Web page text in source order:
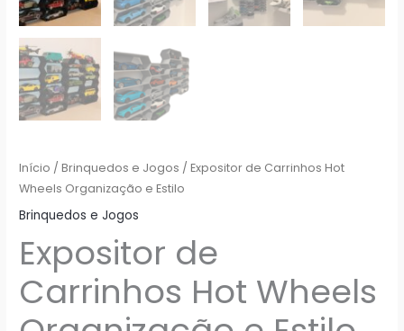
Início /Brinquedos e Jogos / Expositor de Carrinhos Hot
Wheels Organização e Estilo
Brinquedos e Jogos
Expositor de
Carrinhos Hot Wheels